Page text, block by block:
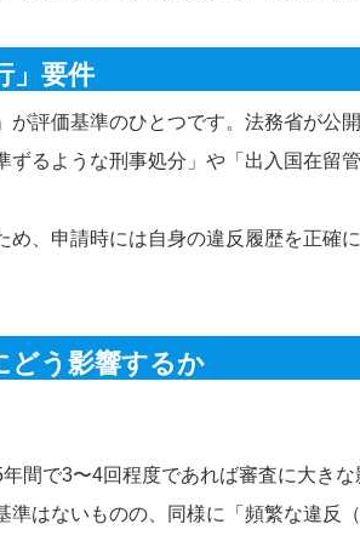
」要件
評価基準のひとつです。法務省が公
るような刑事処分」や「出入国在留
、申請時には自身の違反履歴を正確
どう影響するか
間で3〜4回程度であれば審査に大き
はないものの、同様に「頻繁な違反